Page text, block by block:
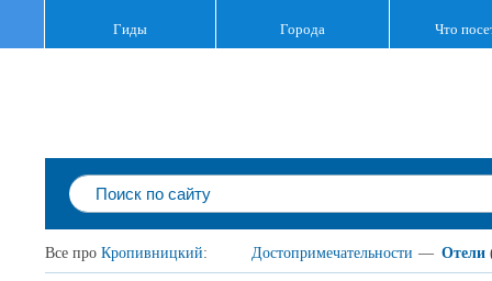
Гиды Города Что
Все про Кропивницкий: Достопримечательности — Отели